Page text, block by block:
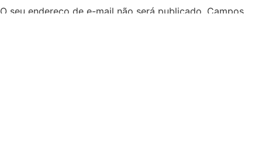
O seu endereço de e-mail não será publicado. Campos